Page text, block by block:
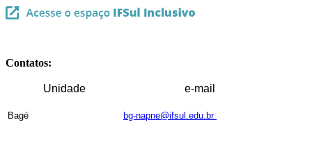
Contatos:
Unidade e-mail
Bagé bg-napne@ifsul.edu.br